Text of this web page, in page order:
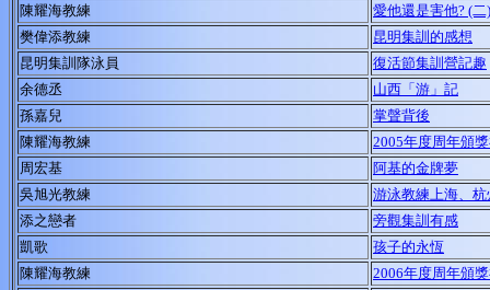
陳耀海教練
愛他還是害他? (二)
樊偉添教練
昆明集訓的感想
昆明集訓隊泳員
復活節集訓營記趣
余德丞
山西「游」記
孫嘉兒
掌聲背後
陳耀海教練 2005年度周年頒
周宏基
阿基的金牌夢
吳旭光教練
游泳教練上海、
添之戀者
旁觀集訓有感
凱歌
孩子的永恆
陳耀海教練 2006年度周年頒